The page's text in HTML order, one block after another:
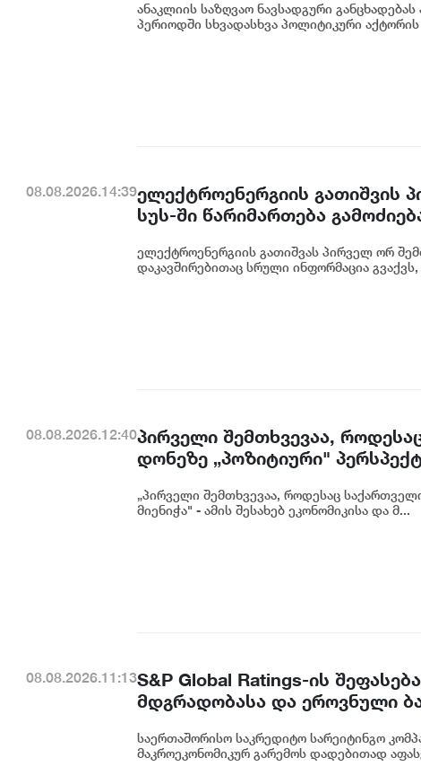
ანაკლიის საზღვაო ნავსადგური
პერიოდში სხვადასხვა პოლიტიკური
08.08.2026.14:39ელექტროენერგიის გათიშვის
სუს-ში წარიმართება
კონკრეტული მიზეზი -
ენგურჰესზე - ირაკლი კობახიძე
ელექტროენერგიის გათიშვას პირველ ორ
დაკავშირებითაც სრული ინფორმაცია
08.08.2026.12:40პირველი შემთხვევაა,
დონეზე „პოზიტიური"
საერთაშორისო
ცინცაძე
„პირველი შემთხვევაა, როდესაც
მიენიჭა" - ამის შესახებ ეკონომიკისა და მ...
08.08.2026.11:13S&P Global Ratings-ის
მდგრადობასა და ეროვნული
საერთაშორისო საკრედიტო სარეიტინგო
მაკროეკონომიკურ გარემოს დადებითად